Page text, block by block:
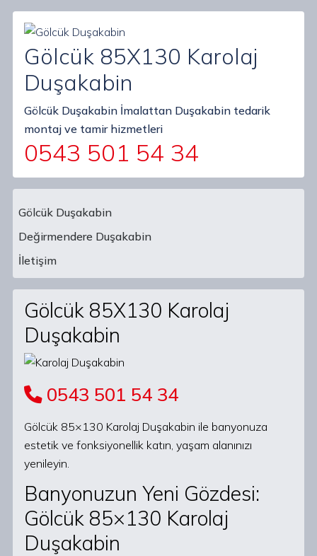
Gölcük 85X130 Karolaj
Duşakabin
Gölcük Duşakabin İmalattan Duşakabin tedarik
montaj ve tamir hizmetleri
0543 501 54 34
Main Navigation
Gölcük Duşakabin
Değirmendere Duşakabin
İletişim
Gölcük 85X130 Karolaj
Duşakabin
0543 501 54 34
Gölcük 85×130 Karolaj Duşakabin ile banyonuza
estetik ve fonksiyonellik katın, yaşam alanınızı
yenileyin.
Banyonuzun Yeni Gözdesi:
Gölcük 85×130 Karolaj
Duşakabin